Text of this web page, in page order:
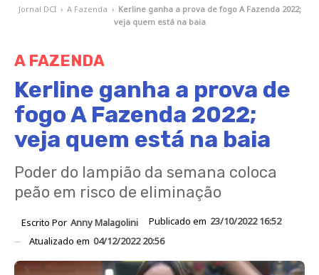
Jornal DCI › A Fazenda › Kerline ganha a prova de fogo A Fazenda 2022;
veja quem está na baia
A FAZENDA
Kerline ganha a prova de
fogo A Fazenda 2022;
veja quem está na baia
Poder do lampião da semana coloca
peão em risco de eliminação
Escrito Por Anny Malagolini Publicado em 23/10/2022 16:52
Atualizado em 04/12/2022 20:56